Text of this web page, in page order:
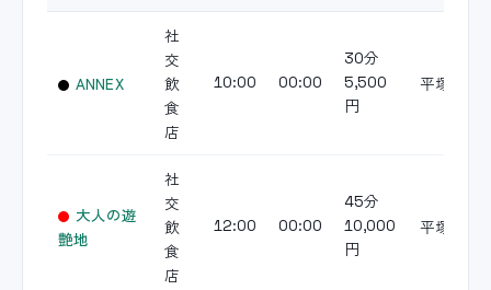
ANNEX
社
交
飲
食
店
10:00 00:00
30分
5,500
円
平塚
大人の遊
艶地
社
交
飲
食
店
12:00 00:00
45分
10,000
円
平塚